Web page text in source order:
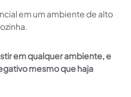
em um ambiente de alto
em qualquer ambiente, e
mesmo que haja